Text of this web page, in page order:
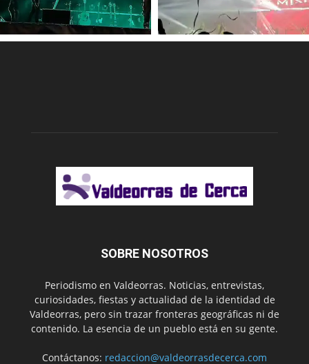
SOBRE NOSOTROS
Periodismo en Valdeorras. Noticias, entrevistas,
curiosidades, fiestas y actualidad de la identidad de
Valdeorras, pero sin trazar fronteras geográficas ni de
contenido. La esencia de un pueblo está en su gente.
Contáctanos: redaccion@valdeorrasdecerca.com